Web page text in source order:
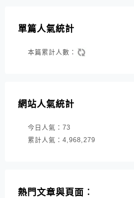
單篇人氣統計
本篇累計人數：
網站人氣統計
今日人氣： 73
累計人氣： 4,968,279
熱門文章與頁面︰